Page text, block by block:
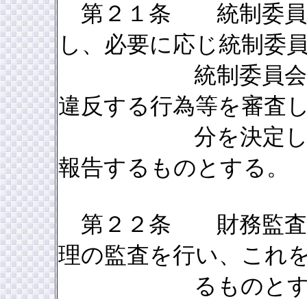
第２１条 統制委員
し、必要に応じ統制委
統制委員会は県
違反する行為等を審査
分を決定して県
報告するものとする。
第２２条 財務監査
理の監査を行い、これ
るものとす